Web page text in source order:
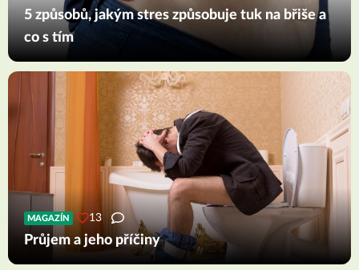
5 způsobů, jakým stres způsobuje tuk na břiše a
co s tím
MAGAZÍN 13
Průjem a jeho příčiny